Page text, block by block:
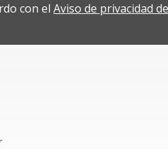
con el Aviso de privacidad